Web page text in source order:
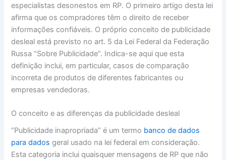
especialistas desonestos em RP. O primeiro artigo desta lei
afirma que os compradores têm o direito de receber
informações confiáveis. O próprio conceito de publicidade
desleal está previsto no art. 5 da Lei Federal da Federação
Russa “Sobre Publicidade”. Indica-se aqui que esta
definição inclui, em particular, casos de comparação
incorreta de produtos de diferentes fabricantes ou
empresas vendedoras.
O conceito e as diferenças da publicidade desleal
“Publicidade inapropriada” é um termo banco de dados
para dados geral usado na lei federal em consideração.
Esta categoria inclui quaisquer mensagens de RP que não